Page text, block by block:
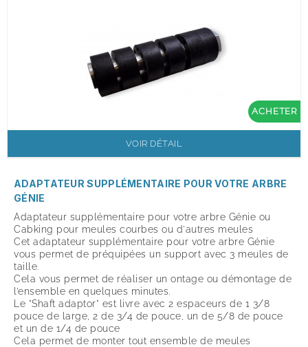
ACHETER
VOIR DÉTAIL
ADAPTATEUR SUPPLÉMENTAIRE POUR VOTRE ARBRE
GÉNIE
Adaptateur supplémentaire pour votre arbre Génie ou
Cabking pour meules courbes ou d'autres meules
Cet adaptateur supplémentaire pour votre arbre Génie
vous permet de préquipées un support avec 3 meules de
taille.
Cela vous permet de réaliser un ontage ou démontage de
l’ensemble en quelques minutes.
Le "Shaft adaptor" est livre avec 2 espaceurs de 1 3/8
pouce de large, 2 de 3/4 de pouce, un de 5/8 de pouce
et un de 1/4 de pouce
Cela permet de monter tout ensemble de meules